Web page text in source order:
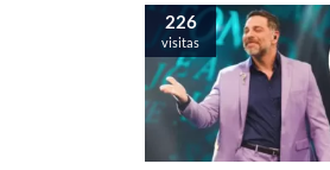
226
visitas